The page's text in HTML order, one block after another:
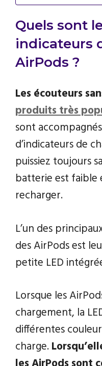
Quels sont
indicateurs
AirPods ?
Les écouteurs
produits très
sont
d’indicateurs de
puissiez toujours
batterie est faible
recharger.
L’un des
des AirPods est
petite LED
Lorsque les
chargement, la
différentes
charge.